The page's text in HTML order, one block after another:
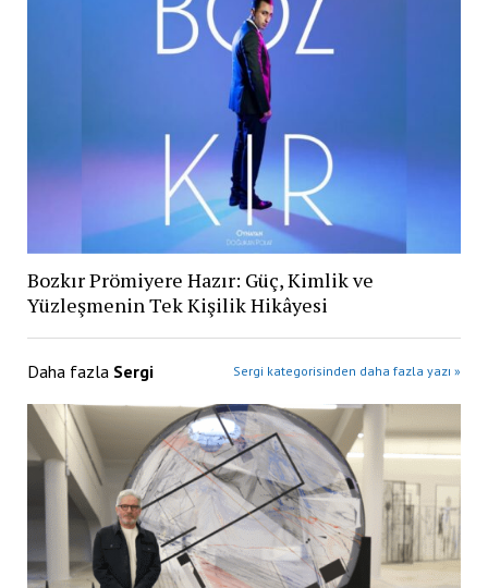
Bozkır Prömiyere Hazır: Güç, Kimlik ve
Yüzleşmenin Tek Kişilik Hikâyesi
Daha fazla Sergi Sergi kategorisinden daha fazla yazı »